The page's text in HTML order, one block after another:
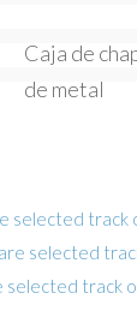
Caja de
de metal